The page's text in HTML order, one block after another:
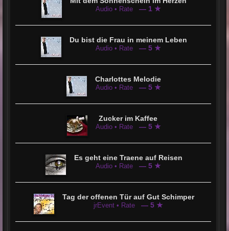
Audio • Rate — 1 ★
Du bist die Frau in meinem Leben
Audio • Rate — 5 ★
Charlottes Melodie
Audio • Rate — 5 ★
Zucker im Kaffee
Audio • Rate — 5 ★
Es geht eine Traene auf Reisen
Audio • Rate — 5 ★
Tag der offenen Tür auf Gut Schimper
jrEvent • Rate — 5 ★